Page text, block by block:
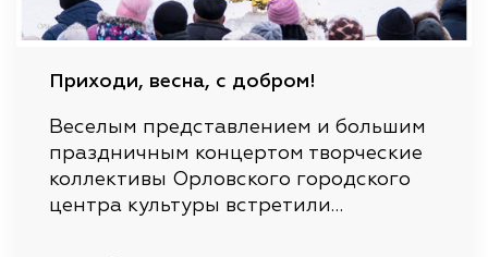
Приходи, весна, с добром!
Веселым представлением и большим
праздничным концертом творческие
коллективы Орловского городского
центра культуры встретили…